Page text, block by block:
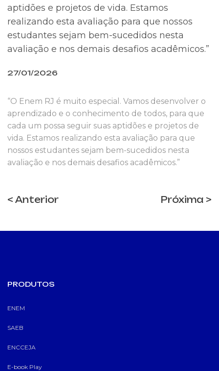
aptidões e projetos de vida. Estamos
realizando esta avaliação para que nossos
estudantes sejam bem-sucedidos nesta
avaliação e nos demais desafios acadêmicos.”
27/01/2026
“O Enem RJ é muito especial. Vamos desenvolver o
aprendizado e o conhecimento de todos, para que
cada um possa seguir suas aptidões e projetos de
vida. Estamos realizando esta avaliação para que
nossos estudantes sejam bem-sucedidos nesta
avaliação e nos demais desafios acadêmicos.”
< Anterior Próxima >
PRODUTOS
ENEM
SAEB
ENCCEJA
E-book Play